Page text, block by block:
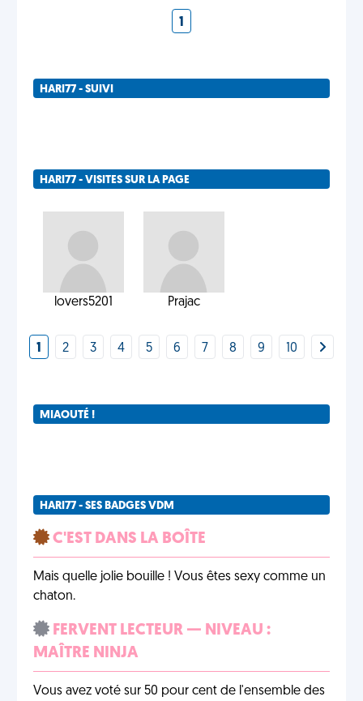
1
HARI77 - SUIVI
HARI77 - VISITES SUR LA PAGE
lovers5201 Prajac
1 2 3 4 5 6 7 8 9 10
MIAOUTÉ !
HARI77 - SES BADGES VDM
C'EST DANS LA BOÎTE
Mais quelle jolie bouille ! Vous êtes sexy comme un
chaton.
FERVENT LECTEUR — NIVEAU :
MAÎTRE NINJA
Vous avez voté sur 50 pour cent de l'ensemble des